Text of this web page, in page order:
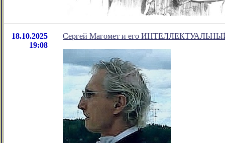
18.10.2025
19:08
Сергей Магомет и его